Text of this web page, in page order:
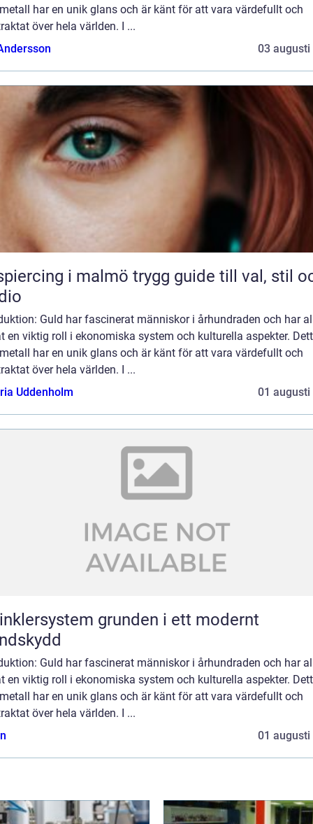
har en unik glans och är känt för att vara värdefullt och
över hela världen. I ...
03 augusti
i malmö trygg guide till val, stil och
Guld har fascinerat människor i århundraden och har
en viktig roll i ekonomiska system och kulturella aspekter.
har en unik glans och är känt för att vara värdefullt och
över hela världen. I ...
Uddenholm
01 augusti
grunden i ett modernt
Guld har fascinerat människor i århundraden och har
en viktig roll i ekonomiska system och kulturella aspekter.
har en unik glans och är känt för att vara värdefullt och
över hela världen. I ...
01 augusti